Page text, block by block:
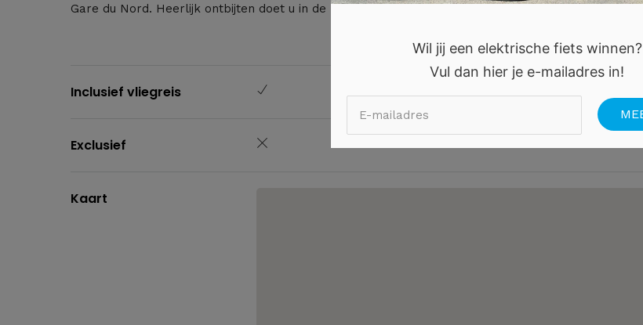
Gare du Nord. Heerlijk ontbijten doet u in de bijzondere ontbijtruimte! Kortom, een echte…
Inclusief vliegreis
Exclusief
Kaart
Wil jij een elektrische fiets winnen?
Vul dan hier je e-mailadres in!